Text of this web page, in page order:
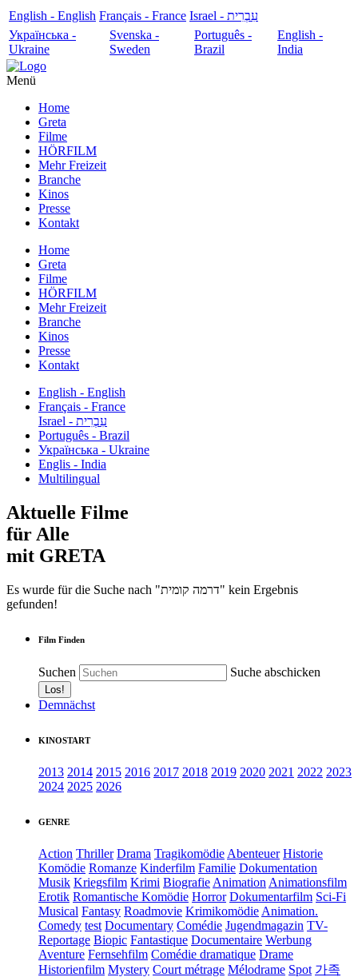
English - English Français - France
עִבְרִית - Israel
Українська -
Ukraine
Svenska -
Sweden
Português -
Brazil
English -
India
Menü
Home
Greta
Filme
HÖRFILM
Mehr Freizeit
Branche
Kinos
Presse
Kontakt
Home
Greta
Filme
HÖRFILM
Mehr Freizeit
Branche
Kinos
Presse
Kontakt
English - English
Français - France
עִבְרִית - Israel
Português - Brazil
Українська - Ukraine
Englis - India
Multilingual
Aktuelle Filme
für Alle
mit GRETA
Es wurde für die Suche nach "דרמה קומית" kein Ergebnis
gefunden!
Film Finden
Suchen Suche abschicken
Demnächst
KINOSTART
2013 2014 2015 2016 2017 2018 2019 2020 2021 2022 2023
2024 2025 2026
GENRE
Action Thriller Drama Tragikomödie Abenteuer Historie
Komödie Romanze Kinderfilm Familie Dokumentation
Musik Kriegsfilm Krimi Biografie Animation Animationsfilm
Erotik Romantische Komödie Horror Dokumentarfilm Sci-Fi
Musical Fantasy Roadmovie Krimikomödie Animation.
Comedy test Documentary Comédie Jugendmagazin TV-
Reportage Biopic Fantastique Documentaire Werbung
Aventure Fernsehfilm Comédie dramatique Drame
Historienfilm Mystery Court métrage Mélodrame Spot 가족